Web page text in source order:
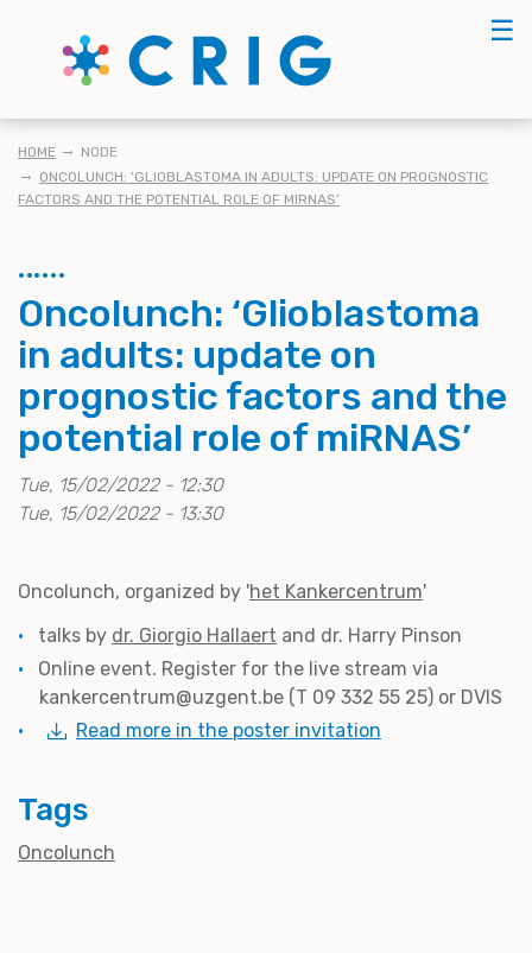
☰
KRUIMELPAD
HOME
NODE
ONCOLUNCH: ‘GLIOBLASTOMA IN ADULTS: UPDATE ON PROGNOSTIC
FACTORS AND THE POTENTIAL ROLE OF MIRNAS’
Oncolunch: ‘Glioblastoma
in adults: update on
prognostic factors and the
potential role of miRNAS’
Tue, 15/02/2022 - 12:30
Tue, 15/02/2022 - 13:30
Oncolunch, organized by 'het Kankercentrum'
talks by dr. Giorgio Hallaert and dr. Harry Pinson
Online event. Register for the live stream via
kankercentrum@uzgent.be (T 09 332 55 25) or DVIS
Read more in the poster invitation
Tags
Oncolunch